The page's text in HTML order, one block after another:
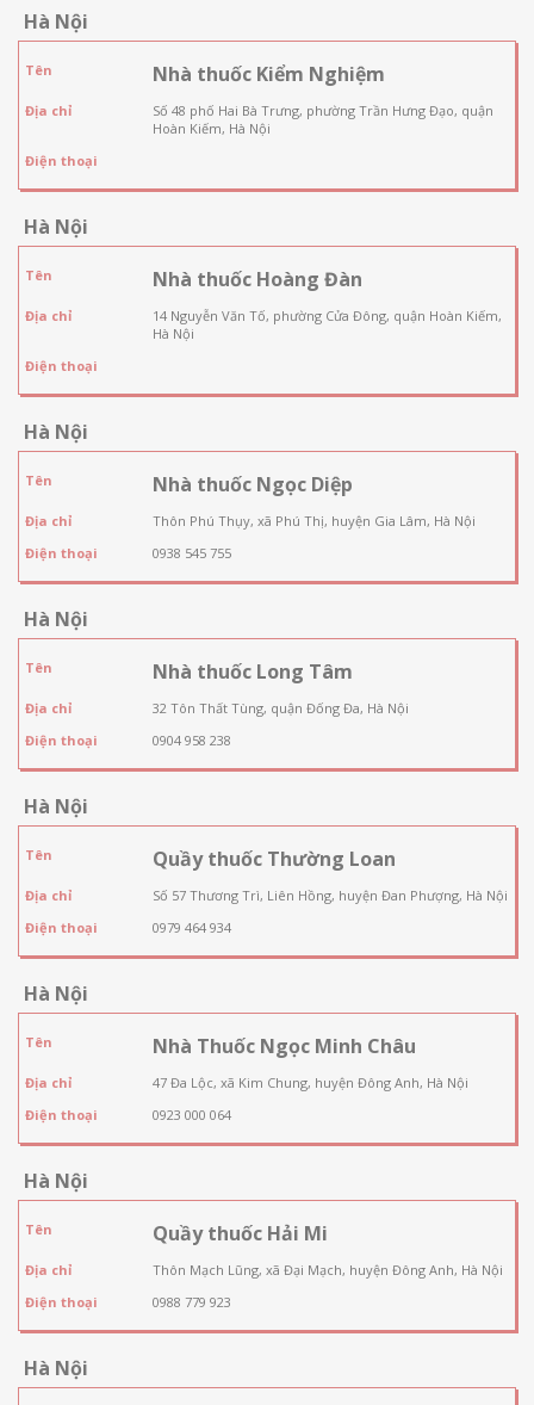
Hà Nội
Tên Nhà thuốc Kiểm Nghiệm
Địa chỉ
Số 48 phố Hai Bà Trưng, phường Trần Hưng Đạo, quận
Hoàn Kiếm, Hà Nội
Điện thoại
Hà Nội
Tên Nhà thuốc Hoàng Đàn
Địa chỉ
14 Nguyễn Văn Tố, phường Cửa Đông, quận Hoàn Kiếm,
Hà Nội
Điện thoại
Hà Nội
Tên Nhà thuốc Ngọc Diệp
Địa chỉ
Thôn Phú Thụy, xã Phú Thị, huyện Gia Lâm, Hà Nội
Điện thoại
0938 545 755
Hà Nội
Tên Nhà thuốc Long Tâm
Địa chỉ
32 Tôn Thất Tùng, quận Đống Đa, Hà Nội
Điện thoại
0904 958 238
Hà Nội
Tên Quầy thuốc Thường Loan
Địa chỉ
Số 57 Thương Trì, Liên Hồng, huyện Đan Phượng, Hà Nội
Điện thoại
0979 464 934
Hà Nội
Tên Nhà Thuốc Ngọc Minh Châu
Địa chỉ
47 Đa Lộc, xã Kim Chung, huyện Đông Anh, Hà Nội
Điện thoại
0923 000 064
Hà Nội
Tên Quầy thuốc Hải Mi
Địa chỉ
Thôn Mạch Lũng, xã Đại Mạch, huyện Đông Anh, Hà Nội
Điện thoại
0988 779 923
Hà Nội